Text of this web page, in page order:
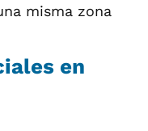
misma zona
en